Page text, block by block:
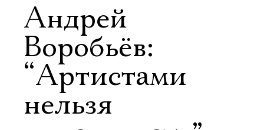
Андрей
Воробьёв:
“Артистами
нельзя